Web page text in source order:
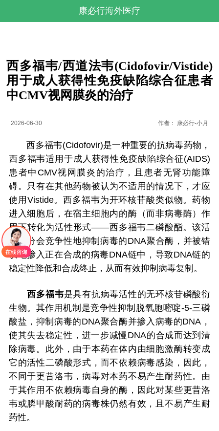
康必行海外医疗
西多福韦/西道法韦(Cidofovir/Vistide)
用于成人获得性免疫缺陷综合征患者
中CMV视网膜炎的治疗
2026-06-30 作者： 康必行-小月
西多福韦(Cidofovir)是一种重要的抗病毒药物，
西多福韦适用于成人获得性免疫缺陷综合征(AIDS)
患者中CMV视网膜炎的治疗，且患者无肾功能障
碍。只有在其他药物被认为不适用的情况下，才应
使用Vistide。西多福韦为开环核苷酸类似物。药物
进入细胞后，在宿主细胞内的酶（而非病毒酶）作
用下转化为活性形式——西多福韦二磷酸酯。该活
性成分会竞争性地抑制病毒的DNA聚合酶，并被错
误地掺入正在合成的病毒DNA链中，导致DNA链的
稳定性降低和合成终止，从而有效抑制病毒复制。
西多福韦是具有抗病毒活性的无环核苷磷酸衍
生物。其作用机制是竞争性抑制脱氧胞嘧啶-5-三磷
酸盐，抑制病毒的DNA聚合酶并掺入病毒的DNA，
使其失去稳定性，进一步减慢DNA的合成而达到清
除病毒。此外，由于本药在体内由细胞激酶转变成
它的活性二磷酸形式，而不依赖病毒感染，因此，
不同于更昔洛韦，病毒对本药不易产生耐药性。由
于其作用不依赖病毒自身的酶，因此对某些更昔洛
韦或膦甲酸耐药的病毒株仍然有效，且不易产生耐
药性。